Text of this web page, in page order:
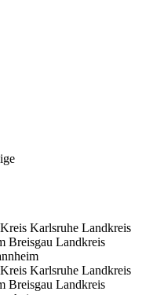
Karlsruhe Landkreis
Breisgau Landkreis
Karlsruhe Landkreis
Breisgau Landkreis